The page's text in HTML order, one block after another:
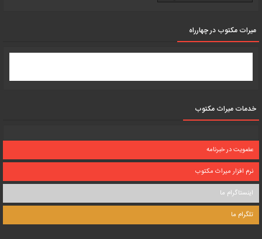
میرات مکتوب در چهارراه
خدمات میراث مکتوب
عضویت در خبرنامه
نرم افزار میراث مکتوب
اینستاگرام ما
تلگرام ما